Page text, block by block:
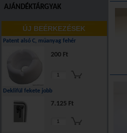
AJÁNDÉKTÁRGYAK
ÚJ BEÉRKEZÉSEK
Patent alsó C, műanyag fehér
200 Ft
Deklifül fekete jobb
7.125 Ft